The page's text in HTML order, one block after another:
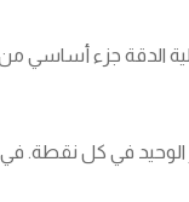
عالية الدقة جزء
الوحيد في كل